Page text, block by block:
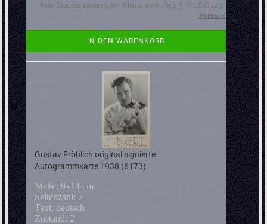
Kein Steuerausweis gem. Kleinuntern.-Reg. §19 UStG zzgl.
Versand
IN DEN WARENKORB
Gustav Fröhlich original signierte
Autogrammkarte 1938 (6173)
Maße: 9x14 cm
Seitenzahl: 2
Text: deutsch
Zustand: 2